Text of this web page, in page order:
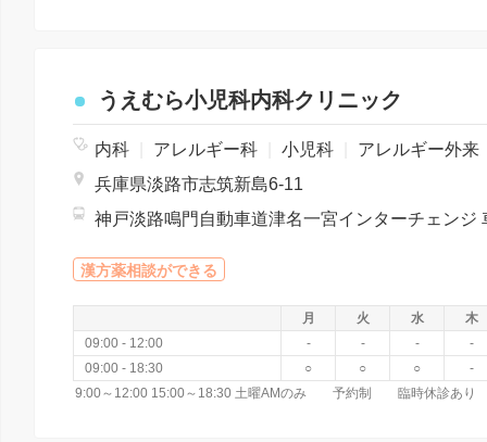
うえむら小児科内科クリニック
内科 アレルギー科 小児科
アレルギー外来（アトピー性皮膚炎、食物アレルギー、喘息、アレルギー性鼻炎）、便秘外来、夜尿外来、発熱外来（感染症専門）、漢
兵庫県淡路市志筑新島6-11
漢方薬相談ができる
月 火 水
木
09:00 - 12:00
- - -
-
09:00 - 18:30
○ ○ ○
-
9:00～12:00 15:00～18:30 土曜AMのみ 予約制 臨時休診あり